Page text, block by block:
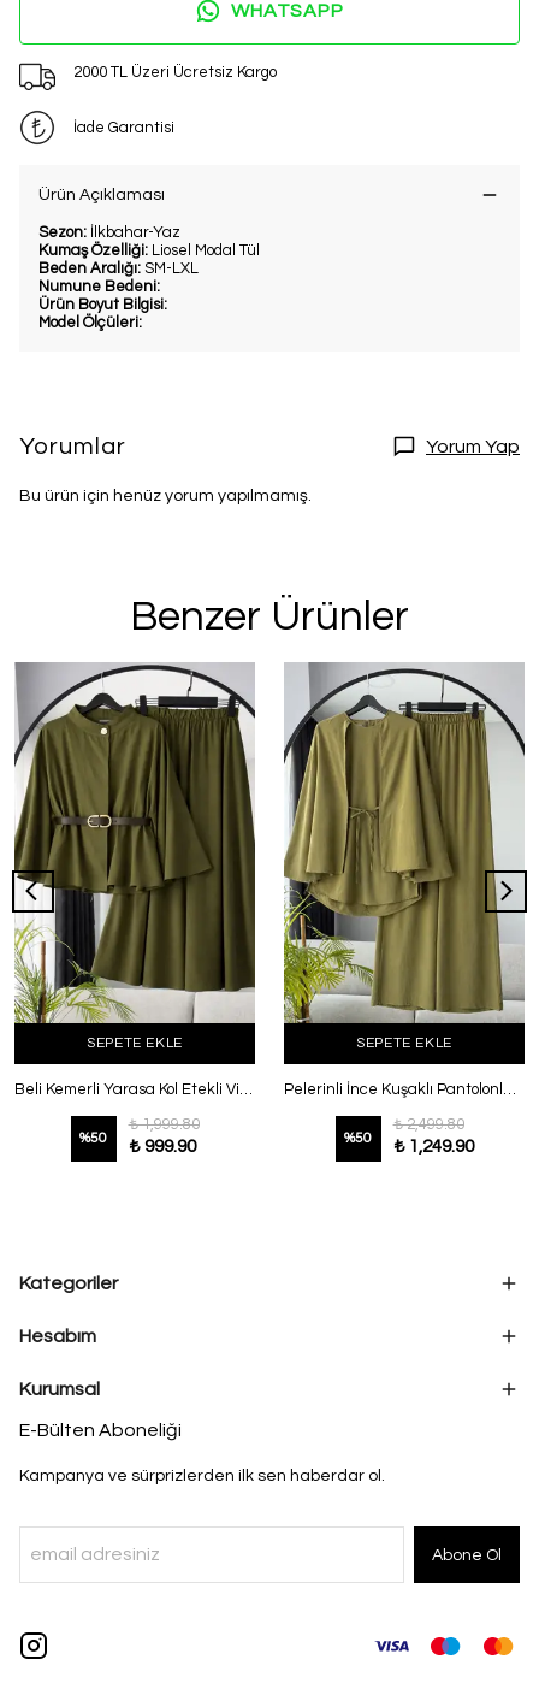
WHATSAPP
2000 TL Üzeri Ücretsiz Kargo
İade Garantisi
Ürün Açıklaması
Sezon: İlkbahar-Yaz
Kumaş Özelliği: Liosel Modal Tül
Beden Aralığı: SM-LXL
Numune Bedeni:
Ürün Boyut Bilgisi:
Model Ölçüleri:
Yorumlar Yorum Yap
Bu ürün için henüz yorum yapılmamış.
Benzer Ürünler
SEPETE EKLE
Beli Kemerli Yarasa Kol Etekli Viskon Tencel Takım Yağ Yeşili
%50
₺ 1,999.80
₺ 999.90
SEPETE EKLE
Pelerinli İnce Kuşaklı Pantolonlu Takım Yağ Yeşili
%50
₺ 2,499.80
₺ 1,249.90
Kategoriler
Hesabım
Kurumsal
E-Bülten Aboneliği
Kampanya ve sürprizlerden ilk sen haberdar ol.
Abone Ol